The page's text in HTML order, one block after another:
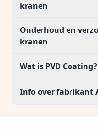
kranen
Onderhoud en
kranen
Wat is PVD Coating?
Info over fabrikant